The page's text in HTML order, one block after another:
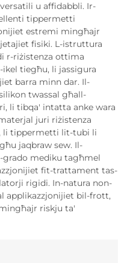
u affidabbli. Ir-
tippermetti
estremi mingħajr
fisiki. L-istruttura
r-riżistenza ottima
tiegħu, li jassigura
barra minn dar. Il-
twassal għall-
li tibqa' intatta anke wara
juri riżistenza
li tippermetti lit-tubi li
jaqbraw sew. Il-
mediku tagħmel
fit-trattament tas-
rigidi. In-natura non-
applikazzjonijiet bil-frott,
riskju ta'